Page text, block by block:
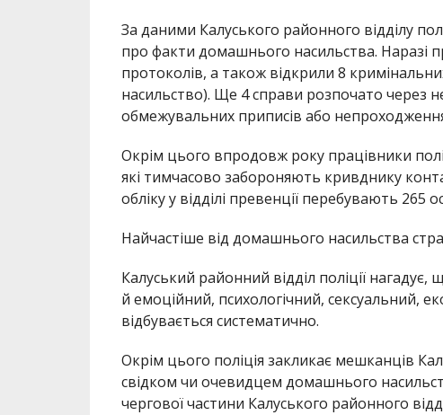
За даними Калуського районного відділу
про факти домашнього насильства. Наразі
протоколів, а також відкрили 8
насильство). Ще 4 справи розпочато через
обмежувальних приписів або
Окрім цього впродовж року працівники
які тимчасово забороняють кривднику
обліку у відділі превенції перебувають 265
Найчастіше від домашнього насильства
Калуський районний відділ поліції
й емоційний, психологічний, сексуальний,
відбувається систематично.
Окрім цього поліція закликає мешканців
свідком чи очевидцем домашнього
чергової частини Калуського районного